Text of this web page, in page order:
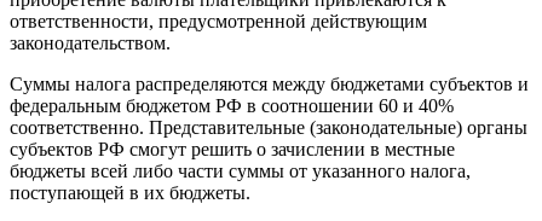
ответственности, предусмотренной действующим
законодательством.
Суммы налога распределяются между бюджетами субъектов и
федеральным бюджетом РФ в соотношении 60 и 40%
соответственно. Представительные (законодательные) органы
субъектов РФ смогут решить о зачислении в местные
бюджеты всей либо части суммы от указанного налога,
поступающей в их бюджеты.